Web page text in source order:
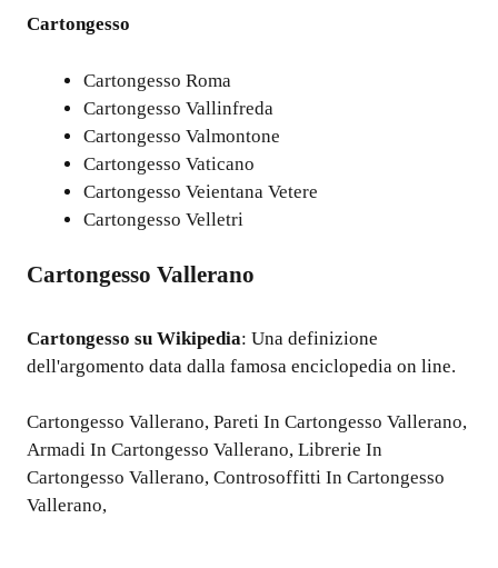
Cartongesso
Cartongesso Roma
Cartongesso Vallinfreda
Cartongesso Valmontone
Cartongesso Vaticano
Cartongesso Veientana Vetere
Cartongesso Velletri
Cartongesso Vallerano
Cartongesso su Wikipedia: Una definizione
dell'argomento data dalla famosa enciclopedia on line.
Cartongesso Vallerano, Pareti In Cartongesso Vallerano,
Armadi In Cartongesso Vallerano, Librerie In
Cartongesso Vallerano, Controsoffitti In Cartongesso
Vallerano,